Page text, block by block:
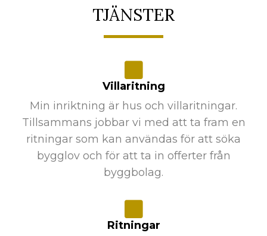
TJÄNSTER
Villaritning
Min inriktning är hus och villaritningar.
Tillsammans jobbar vi med att ta fram en
ritningar som kan användas för att söka
bygglov och för att ta in offerter från
byggbolag.
Ritningar